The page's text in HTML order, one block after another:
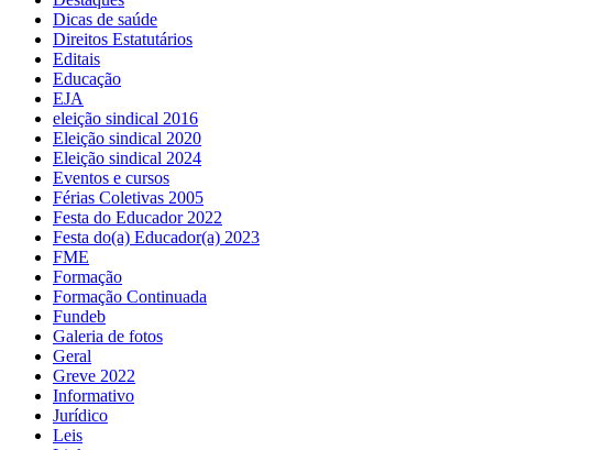
Dicas de saúde
Direitos Estatutários
Editais
Educação
EJA
eleição sindical 2016
Eleição sindical 2020
Eleição sindical 2024
Eventos e cursos
Férias Coletivas 2005
Festa do Educador 2022
Festa do(a) Educador(a) 2023
FME
Formação
Formação Continuada
Fundeb
Galeria de fotos
Geral
Greve 2022
Informativo
Jurídico
Leis